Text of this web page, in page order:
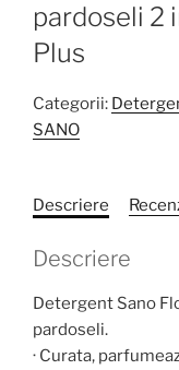
pardoseli 2
Plus
Categorii:
SANO
Descriere
Descriere
Detergent Sano
pardoseli.
· Curata,